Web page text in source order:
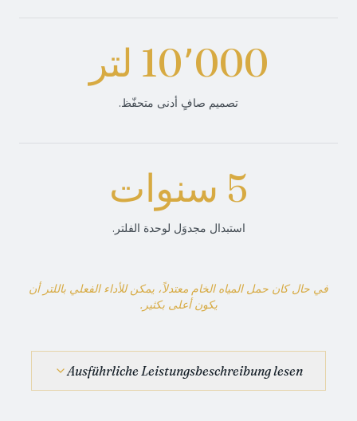
10٬000 لتر
تصميم صافٍ أدنى متحفّظ.
5 سنوات
استبدال مجدوَل لوحدة الفلتر.
في حال كان حمل المياه الخام معتدلاً، يمكن للأداء الفعلي باللتر أن
يكون أعلى بكثير.
Ausführliche Leistungsbeschreibung lesen